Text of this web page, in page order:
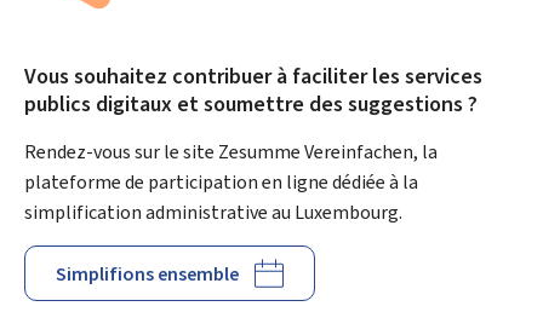
Vous souhaitez contribuer à faciliter les services
publics digitaux et soumettre des suggestions ?
Rendez-vous sur le site Zesumme Vereinfachen, la
plateforme de participation en ligne dédiée à la
simplification administrative au Luxembourg.
Simplifions ensemble